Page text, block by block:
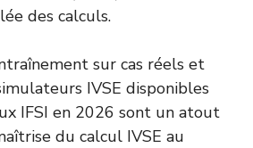
des calculs.
sur cas réels et
IVSE disponibles
IFSI en 2026 sont un atout
du calcul IVSE au